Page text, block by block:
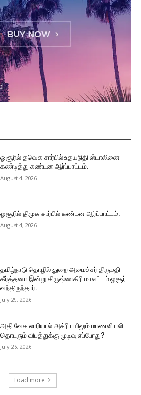
ஓசூரில் தவெக சார்பில் உதயநிதி ஸ்டாலினை
கண்டித்து கண்டன ஆர்ப்பாட்டம்.
August 4, 2026
ஓசூரில் திமுக சார்பில் கண்டன ஆர்ப்பாட்டம்.
August 4, 2026
தமிழ்நாடு தொழில் துறை அமைச்சர் திருமதி
கீர்த்தனா இன்று கிருஷ்ணகிரி மாவட்டம் ஓசூர்
வந்திருந்தார்.
July 29, 2026
அதி வேக லாரியால் அக்ரி பயிலும் மாணவி பலி
தொடரும் விபத்துக்கு முடிவு எப்போது?
July 25, 2026
Load more